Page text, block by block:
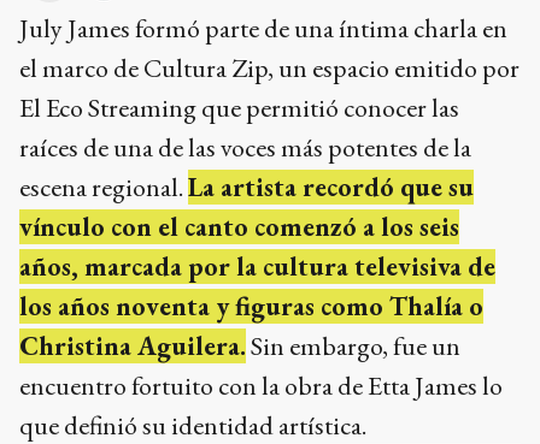
July James formó parte de una íntima charla en
el marco de Cultura Zip, un espacio emitido por
El Eco Streaming que permitió conocer las
raíces de una de las voces más potentes de la
escena regional.La artista recordó que su
vínculo con el canto comenzó a los seis
años, marcada por la cultura televisiva de
los años noventa y figuras como Thalía o
Christina Aguilera.Sin embargo, fue un
encuentro fortuito con la obra de Etta James lo
que definió su identidad artística.